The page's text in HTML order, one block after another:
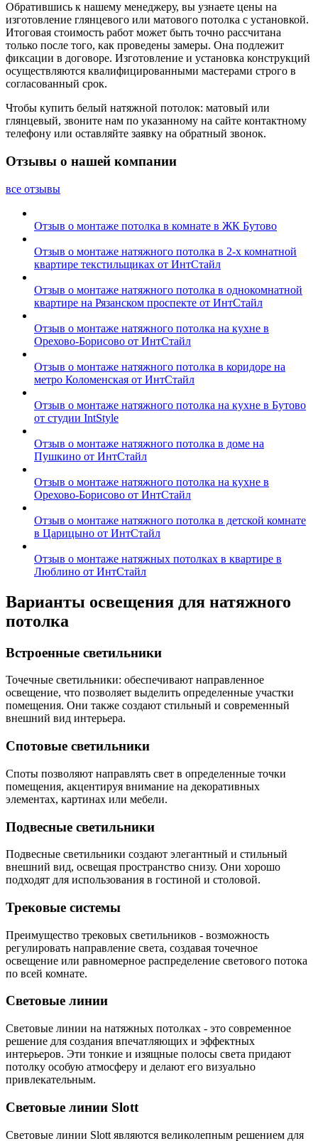
Обратившись к нашему менеджеру, вы узнаете цены на
изготовление глянцевого или матового потолка с установкой.
Итоговая стоимость работ может быть точно рассчитана
только после того, как проведены замеры. Она подлежит
фиксации в договоре. Изготовление и установка конструкций
осуществляются квалифицированными мастерами строго в
согласованный срок.
Чтобы купить белый натяжной потолок: матовый или
глянцевый, звоните нам по указанному на сайте контактному
телефону или оставляйте заявку на обратный звонок.
Отзывы о нашей компании
все отзывы
Отзыв о монтаже потолка в комнате в ЖК Бутово
Отзыв о монтаже натяжного потолка в 2-х комнатной
квартире текстильщиках от ИнтСтайл
Отзыв о монтаже натяжного потолка в однокомнатной
квартире на Рязанском проспекте от ИнтСтайл
Отзыв о монтаже натяжного потолка на кухне в
Орехово-Борисово от ИнтСтайл
Отзыв о монтаже натяжного потолка в коридоре на
метро Коломенская от ИнтСтайл
Отзыв о монтаже натяжного потолка на кухне в Бутово
от студии IntStyle
Отзыв о монтаже натяжного потолка в доме на
Пушкино от ИнтСтайл
Отзыв о монтаже натяжного потолка на кухне в
Орехово-Борисово от ИнтСтайл
Отзыв о монтаже натяжного потолка в детской комнате
в Царицыно от ИнтСтайл
Отзыв о монтаже натяжных потолках в квартире в
Люблино от ИнтСтайл
Варианты освещения для натяжного
потолка
Встроенные светильники
Точечные светильники: обеспечивают направленное
освещение, что позволяет выделить определенные участки
помещения. Они также создают стильный и современный
внешний вид интерьера.
Спотовые светильники
Споты позволяют направлять свет в определенные точки
помещения, акцентируя внимание на декоративных
элементах, картинах или мебели.
Подвесные светильники
Подвесные светильники создают элегантный и стильный
внешний вид, освещая пространство снизу. Они хорошо
подходят для использования в гостиной и столовой.
Трековые системы
Преимущество трековых светильников - возможность
регулировать направление света, создавая точечное
освещение или равномерное распределение светового потока
по всей комнате.
Световые линии
Световые линии на натяжных потолках - это современное
решение для создания впечатляющих и эффектных
интерьеров. Эти тонкие и изящные полосы света придают
потолку особую атмосферу и делают его визуально
привлекательным.
Световые линии Slott
Световые линии Slott являются великолепным решением для